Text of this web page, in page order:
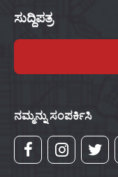
ಸುದ್ದಿಪತ್ರ
ನಮ್ಮನ್ನು ಸಂಪರ್ಕಿಸಿ